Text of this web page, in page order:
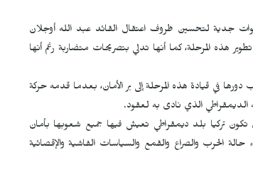
جدية لتحسين ظروف اعتقال القائد عبد الله أوجلان
هذه المرحلة، كما أنها تدلي بتصريحات متضاربة رغم أنها
في قيادة هذه المرحلة إلى بر الأمان، بعدما قدمه حركة
الذي نادى به لعقود.
تركيا بلد ديمقراطي تعيش فيها جميع شعوبها بأمان
الحرب والصراع والقمع والسياسات الفاشية والإقصائية